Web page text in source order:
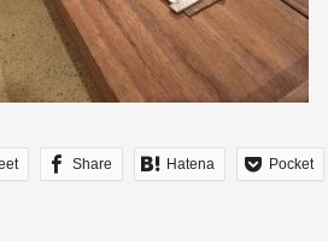
Share Hatena Pocket